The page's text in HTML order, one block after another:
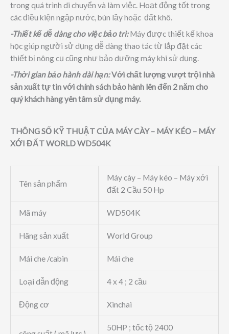
trong quá trình di chuyển và làm việc. Hoạt động tốt trong
các điều kiện ngập nước, bùn lầy hoặc đất khô.
-Thiết kế dễ dàng cho việc bảo trì:Máy được thiết kế khoa
học giúp người sử dụng dễ dàng thao tác từ lắp đặt các
thiết bị nông cụ cũng như bảo dưỡng máy khi sử dụng.
-Thời gian bảo hành dài hạn:Với chất lượng vượt trội nhà
sản xuất tự tin với chính sách bảo hành lên đến 2 năm cho
quý khách hàng yên tâm sử dụng máy.
THÔNG SỐ KỸ THUẬT CỦA MÁY CÀY – MÁY KÉO – MÁY
XỚI ĐẤT WORLD WD504K
Tên sản phẩm
Máy cày – Máy kéo – Máy xới
đất 2 Cầu 50 Hp
Mã máy WD504K
Hãng sản xuất World Group
Mái che /cabin Mái che
Loại dẫn động 4 x 4 ; 2 cầu
Động cơ Xinchai
50HP ; tốc tộ 2400